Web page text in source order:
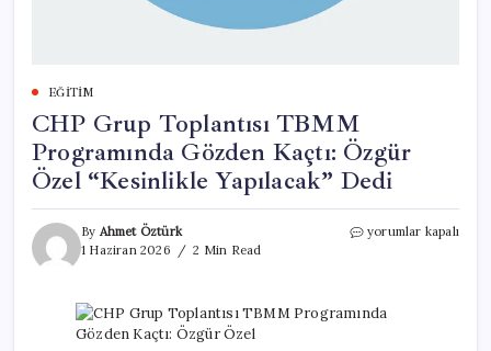
EĞITIM
CHP Grup Toplantısı TBMM
Programında Gözden Kaçtı: Özgür
Özel “Kesinlikle Yapılacak” Dedi
By Ahmet Öztürk
1 Haziran 2026
2 Min Read
CHP
Programında
Gözden
yorumlar kapalı